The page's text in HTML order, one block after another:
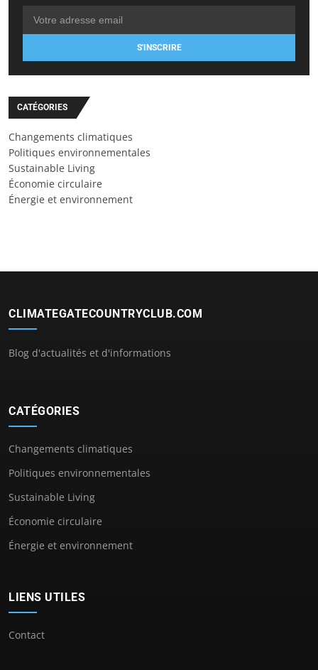
S'INSCRIRE
CATÉGORIES
Changements climatiques
Politiques environnementales
Sustainable Living
Économie circulaire
Énergie et environnement
CLIMATEGATECOUNTRYCLUB.COM
Blog d'actualités et d'informations
CATÉGORIES
Changements climatiques
Politiques environnementales
Sustainable Living
Économie circulaire
Énergie et environnement
LIENS UTILES
Contact